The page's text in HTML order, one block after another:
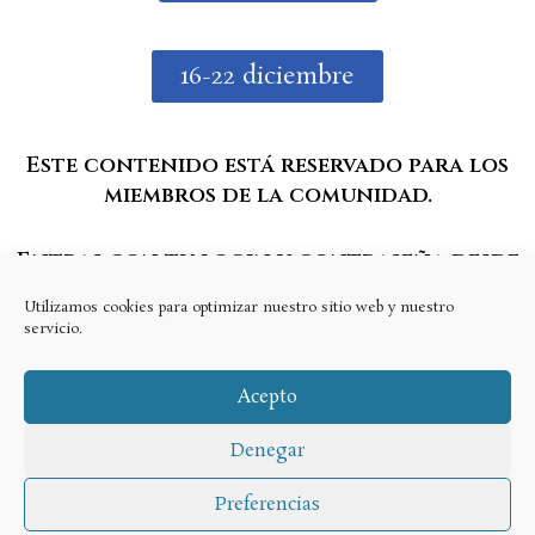
Utilizamos cookies para optimizar nuestro sitio web y nuestro
servicio.
Acepto
Denegar
Preferencias
16-22 diciembre
Este contenido está reservado para los
miembros de la comunidad.
Entras con tu login y contraseña desde
el apartado Mi Cuenta
aqui:
Registrarse en la comunidad